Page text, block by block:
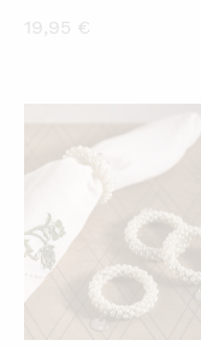
19,95 €
KATSO PIKANÄKYMÄ